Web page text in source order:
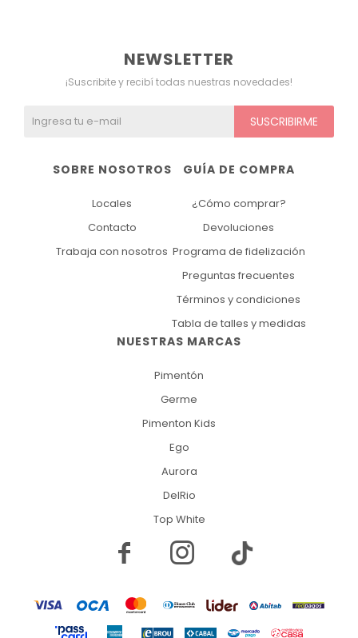
NUESTRAS MARCAS
Pimentón
Germe
Pimenton Kids
Ego
Aurora
DelRio
Top White
GUÍA DE COMPRA
¿Cómo comprar?
Devoluciones
Programa de fidelización
Preguntas frecuentes
Términos y condiciones
Tabla de talles y medidas
SOBRE NOSOTROS
Locales
Contacto
Trabaja con nosotros
NEWSLETTER
¡Suscribite y recibí todas nuestras novedades!
SUSCRIBIRME
 